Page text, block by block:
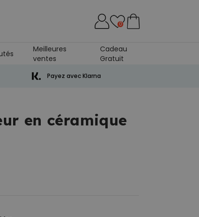
0
Meilleures
ventes
Cadeau
Gratuit
Payez avec Klarna
en céramique